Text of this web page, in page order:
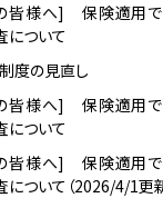
皆様へ] 保険適用で
について
度の見直し
皆様へ] 保険適用で
について
皆様へ] 保険適用で
ついて（2026/4/1更新